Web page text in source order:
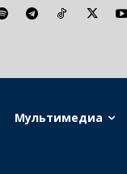
Мультимедиа